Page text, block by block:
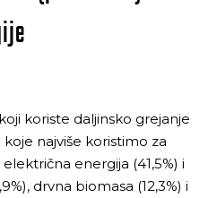
koriste daljinsko grejanje
najviše koristimo za
energija (41,5%) i
drvna biomasa (12,3%) i